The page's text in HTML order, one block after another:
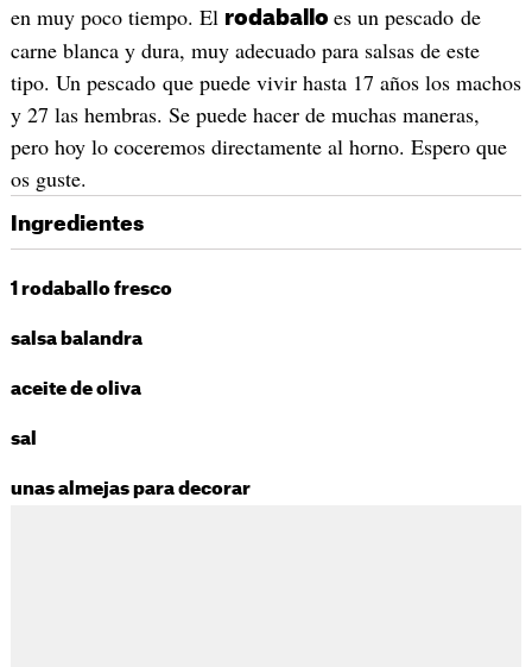
en muy poco tiempo. El rodaballo es un pescado de
carne blanca y dura, muy adecuado para salsas de este
tipo. Un pescado que puede vivir hasta 17 años los machos
y 27 las hembras. Se puede hacer de muchas maneras,
pero hoy lo coceremos directamente al horno. Espero que
os guste.
Ingredientes
1 rodaballo fresco
salsa balandra
aceite de oliva
sal
unas almejas para decorar